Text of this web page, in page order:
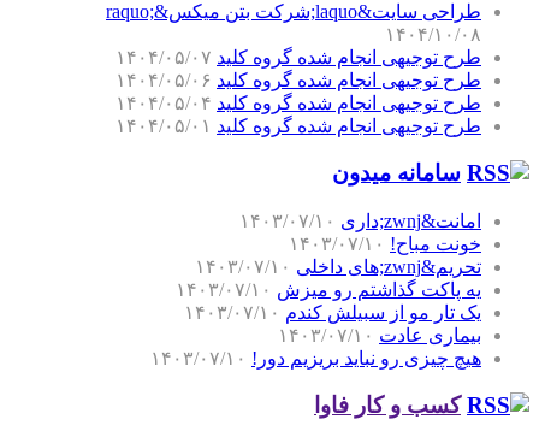
طراحی سایت&laquo;شرکت بتن میکس&raquo;
۱۴۰۴/۱۰/۰۸
طرح توجیهی انجام شده گروه کلید ۱۴۰۴/۰۵/۰۷
طرح توجیهی انجام شده گروه کلید ۱۴۰۴/۰۵/۰۶
طرح توجیهی انجام شده گروه کلید ۱۴۰۴/۰۵/۰۴
طرح توجیهی انجام شده گروه کلید ۱۴۰۴/۰۵/۰۱
سامانه میدون
امانت&zwnj;داری
۱۴۰۳/۰۷/۱۰
خونت مباح! ۱۴۰۳/۰۷/۱۰
تحریم&zwnj;های داخلی
۱۴۰۳/۰۷/۱۰
یه پاکت گذاشتم رو میزش ۱۴۰۳/۰۷/۱۰
یک تار مو از سبیلش کندم ۱۴۰۳/۰۷/۱۰
بیماری عادت ۱۴۰۳/۰۷/۱۰
هیچ چیزی رو نباید بریزیم دور! ۱۴۰۳/۰۷/۱۰
کسب و کار فاوا